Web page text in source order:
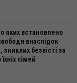
яких встановлено
внаслідок
зниклих безвісті за
сімей